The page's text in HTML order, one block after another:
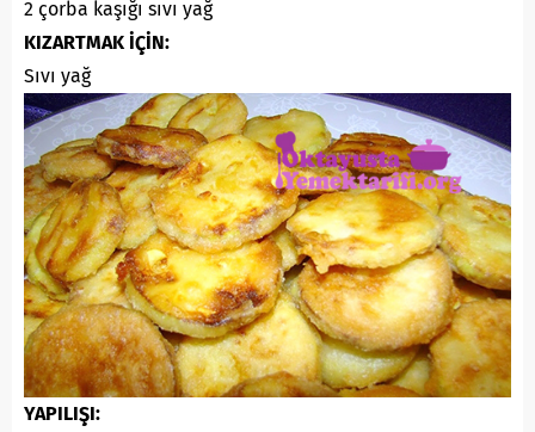
2 çorba kaşığı sıvı yağ
KIZARTMAK İÇİN:
Sıvı yağ
YAPILIŞI: